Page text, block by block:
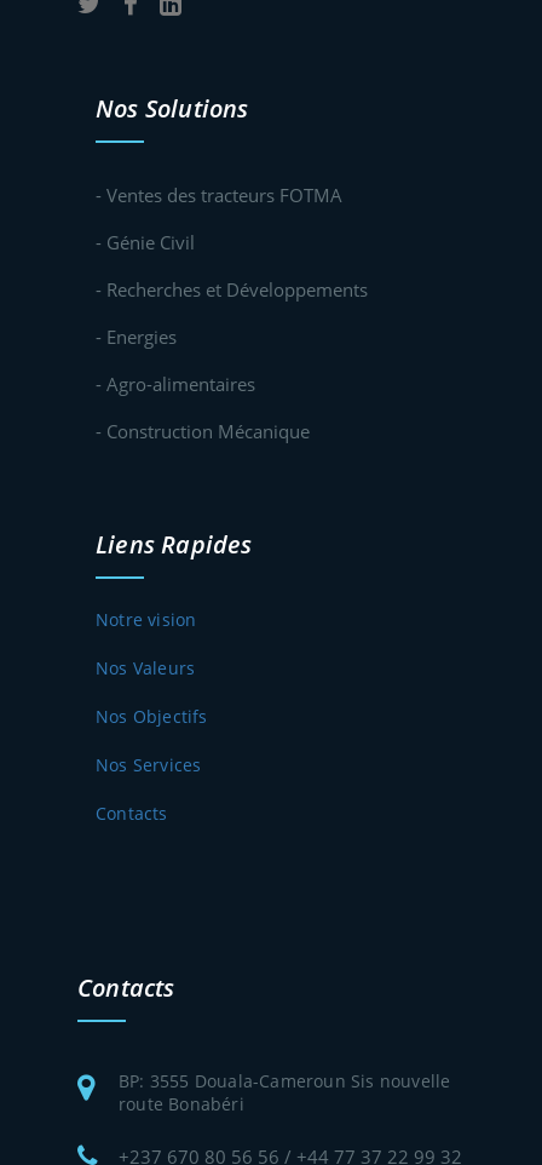
Nos Solutions
- Ventes des tracteurs FOTMA
- Génie Civil
- Recherches et Développements
- Energies
- Agro-alimentaires
- Construction Mécanique
Liens Rapides
Notre vision
Nos Valeurs
Nos Objectifs
Nos Services
Contacts
Contacts
BP: 3555 Douala-Cameroun Sis nouvelle
route Bonabéri
+237 670 80 56 56 / +44 77 37 22 99 32